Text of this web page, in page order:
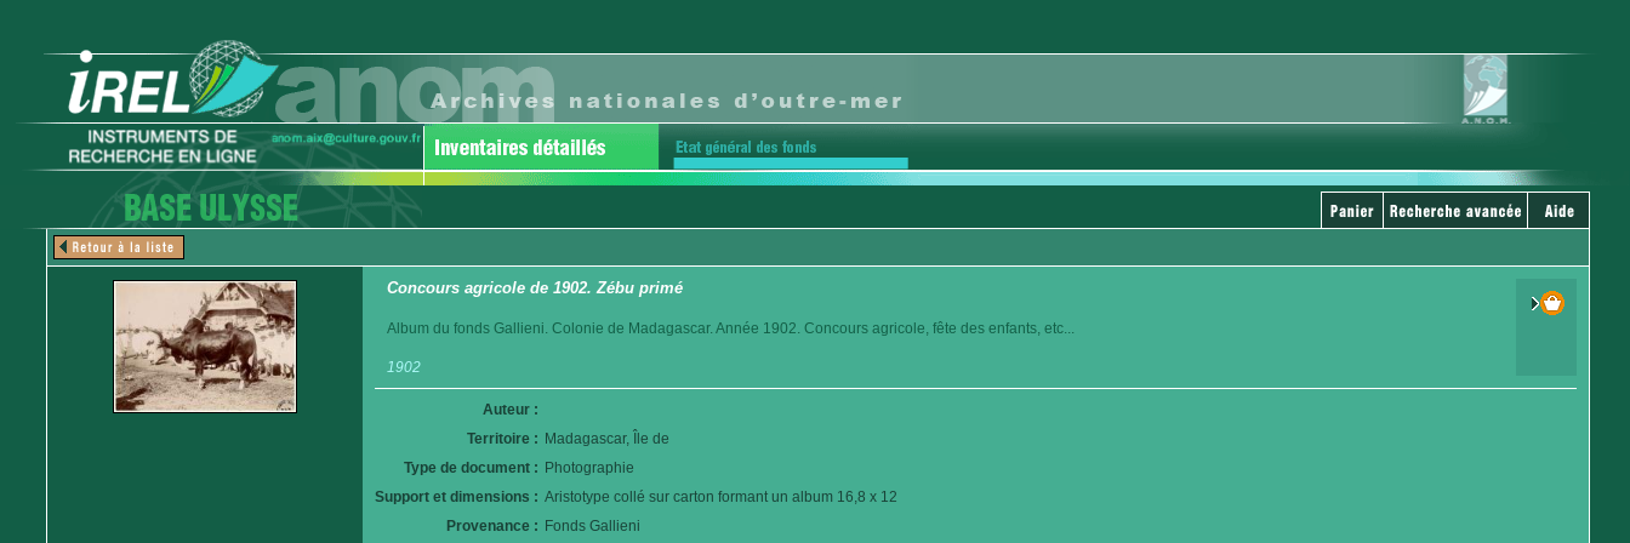
Concours agricole de 1902. Zébu primé
Album du fonds Gallieni. Colonie de Madagascar. Année 1902. Concours agricole, fête des enfants, etc...
1902
Auteur :
Territoire : Madagascar, Île de
Type de document : Photographie
Support et dimensions : Aristotype collé sur carton formant un album 16,8 x 12
Provenance : Fonds Gallieni